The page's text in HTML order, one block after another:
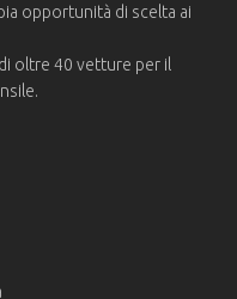
opportunità di scelta ai
oltre 40 vetture per il